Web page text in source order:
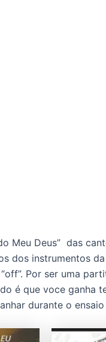
Meu Deus” das
dos instrumentos
Por ser uma
é que voce ganha
durante o